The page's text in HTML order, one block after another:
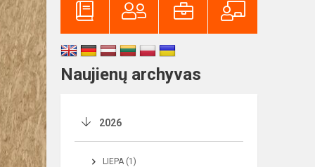
Naujienų archyvas
2026
LIEPA (1)